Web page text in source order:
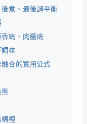
煮、最後調平衡
底、肉醬底
味
合的實用公式
黑
裡